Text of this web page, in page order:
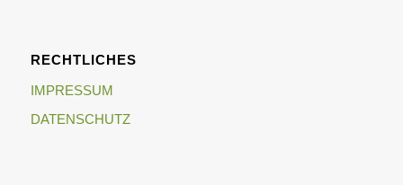
RECHTLICHES
IMPRESSUM
DATENSCHUTZ